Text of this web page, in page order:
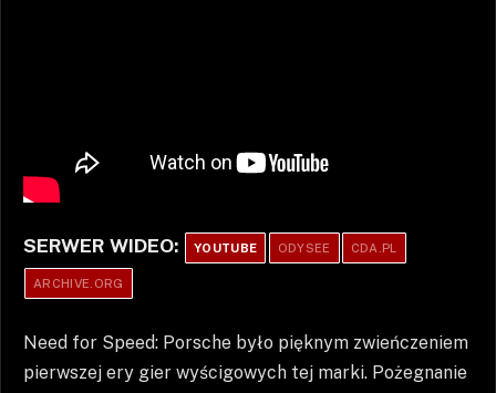
SERWER WIDEO: YOUTUBE ODYSEE CDA.PL
ARCHIVE.ORG
Need for Speed: Porsche było pięknym zwieńczeniem
pierwszej ery gier wyścigowych tej marki. Pożegnanie